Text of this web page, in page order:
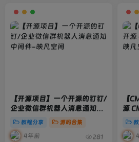
【开源项目】一个开源的钉钉/
企业微信群机器人消息通知中
间件
教程分享 源码合集
4年前 281
【
源